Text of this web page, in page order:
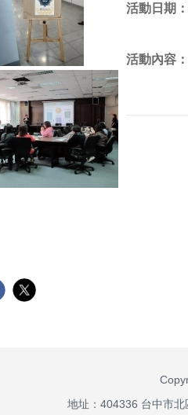
活動日期：
活動內容：
地址：404336 台中市